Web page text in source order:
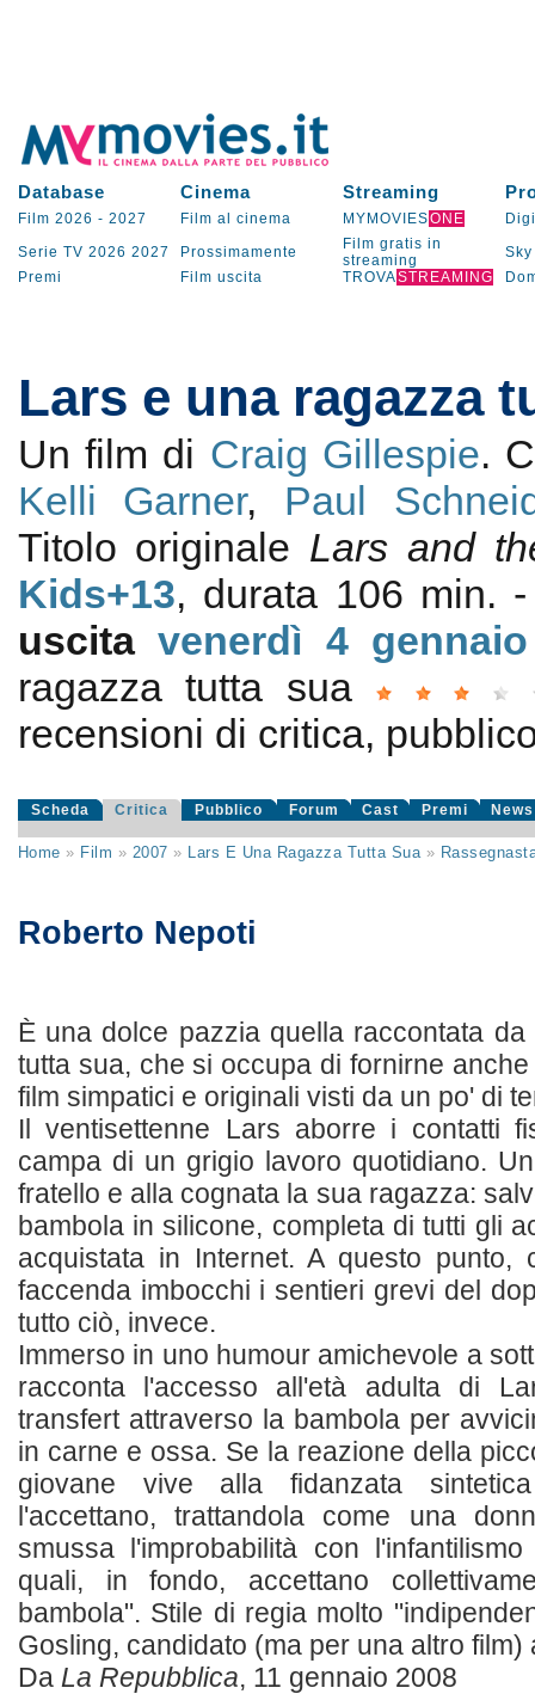
Database Cinema Streaming
Film 2026 - 2027 Film al cinema MYMOVIESONE
Serie TV 2026 2027 Prossimamente
Film gratis in
streaming
Sky
Premi
Film uscita TROVASTREAMING
Lars e una ragazza
Un film di Craig Gillespie.
Kelli Garner, Paul
Titolo originale Lars and
Kids+13, durata 106 min.
uscitavenerdì 4
ragazza tutta sua
recensioni di critica,
Scheda Critica Pubblico Forum Cast Premi News
Home » Film » 2007 » Lars E Una Ragazza Tutta Sua»
Roberto Nepoti
È una dolce pazzia quella raccontata
tutta sua, che si occupa di fornirne
film simpatici e originali visti da un po' di
Il ventisettenne Lars aborre i contatti
campa di un grigio lavoro quotidiano.
fratello e alla cognata la sua ragazza:
bambola in silicone, completa di tutti gli
acquistata in Internet. A questo
faccenda imbocchi i sentieri grevi del
tutto ciò, invece.
Immerso in uno humour amichevole a
racconta l'accesso all'età adulta di
transfert attraverso la bambola per
in carne e ossa. Se la reazione della
giovane vive alla fidanzata
l'accettano, trattandola come una
smussa l'improbabilità con
quali, in fondo, accettano
bambola". Stile di regia molto
Gosling, candidato (ma per una altro film)
Da La Repubblica, 11 gennaio 2008